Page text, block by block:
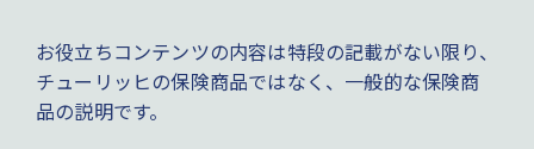
お役立ちコンテンツの内容は特段の記載がない限り、
チューリッヒの保険商品ではなく、一般的な保険商
品の説明です。